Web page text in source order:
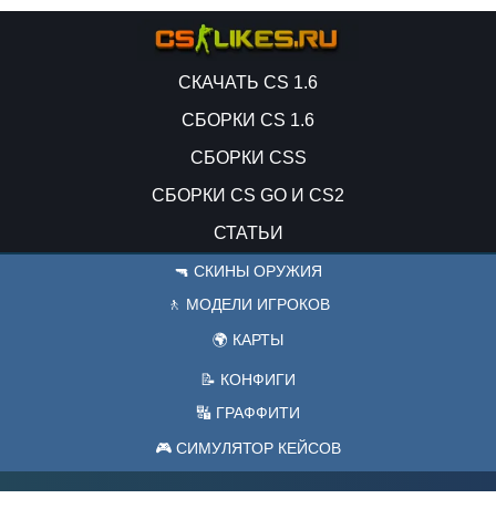
СКАЧАТЬ CS 1.6
СБОРКИ CS 1.6
СБОРКИ CSS
СБОРКИ CS GO И CS2
СТАТЬИ
🔫 СКИНЫ ОРУЖИЯ
🚶 МОДЕЛИ ИГРОКОВ
🌍 КАРТЫ
📝 КОНФИГИ
🔣 ГРАФФИТИ
🎮 СИМУЛЯТОР КЕЙСОВ